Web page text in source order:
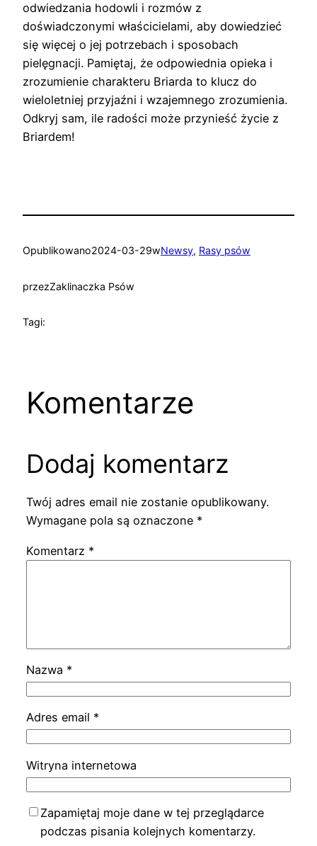
odwiedzania hodowli i rozmów z
doświadczonymi właścicielami, aby dowiedzieć
się więcej o jej potrzebach i sposobach
pielęgnacji. Pamiętaj, że odpowiednia opieka i
zrozumienie charakteru Briarda to klucz do
wieloletniej przyjaźni i wzajemnego zrozumienia.
Odkryj sam, ile radości może przynieść życie z
Briardem!
Opublikowano2024-03-29wNewsy, Rasy psów
przezZaklinaczka Psów
Tagi:
Komentarze
Dodaj komentarz
Twój adres email nie zostanie opublikowany.
Wymagane pola są oznaczone *
Komentarz *
Nazwa *
Adres email *
Witryna internetowa
Zapamiętaj moje dane w tej przeglądarce
podczas pisania kolejnych komentarzy.